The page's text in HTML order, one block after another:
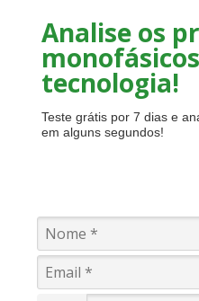
Analise os
tecnologia!
Teste grátis por 7 dias e
em alguns segundos!